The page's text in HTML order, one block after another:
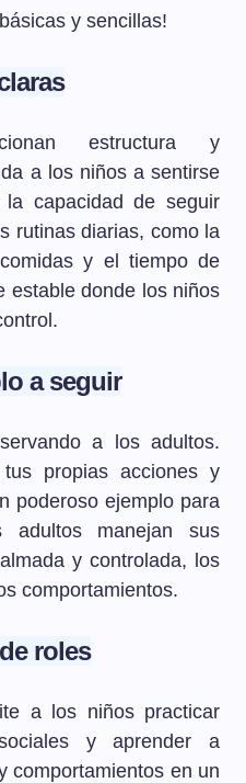
y sencillas!
estructura y
a los niños a sentirse
capacidad de seguir
rutinas diarias, como la
y el tiempo de
estable donde los niños
a seguir
a los adultos.
propias acciones y
poderoso ejemplo para
adultos manejan sus
y controlada, los
comportamientos.
roles
a los niños practicar
y aprender a
comportamientos en un